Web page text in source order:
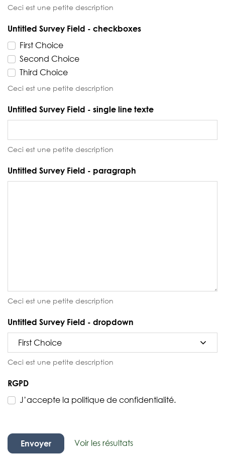
Ceci est une petite description
Untitled Survey Field - checkboxes
First Choice
Second Choice
Third Choice
Ceci est une petite description
Untitled Survey Field - single line texte
Ceci est une petite description
Untitled Survey Field - paragraph
Ceci est une petite description
Untitled Survey Field - dropdown
Ceci est une petite description
RGPD
J’accepte la politique de confidentialité.
Voir les résultats